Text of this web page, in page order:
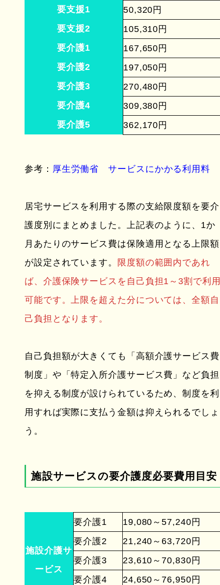
要支援1
50,320円
要支援2
105,310円
要介護1
167,650円
要介護2
197,050円
要介護3
270,480円
要介護4
309,380円
要介護5
362,170円
参考： 厚生労働省 サービスにかかる利用料
居宅サービスを利用する際の支給限度額を要介
護度別にまとめました。上記表のように、1か
月あたりのサービス費は保険適用となる上限額
が設定されています。 限度額の範囲内であれ
ば、介護保険サービスを自己負担1～3割で利
可能です。上限を超えた分については、全額自
己負担となります。
自己負担額が大きくても「高額介護サービス費
制度」や「特定入所介護サービス費」など負担
を抑える制度が設けられているため、制度を利
用すれば実際に支払う金額は抑えられるでしょ
う。
施設サービスの要介護度必要費用目安
施設介護サ
ービス
要介護1
19,080～57,240円
要介護2
21,240～63,720円
要介護3
23,610～70,830円
要介護4
24,650～76,950円